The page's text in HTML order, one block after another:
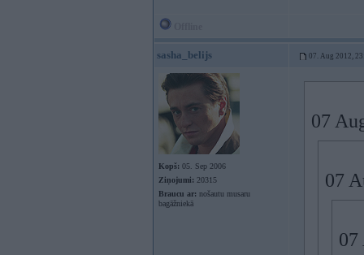
sasha_belijs 07. Aug 2012,
Kopš: 05. Sep 2006
Ziņojumi: 20315
Braucu ar: nošautu musaru
bagāžniekā
07
07
07